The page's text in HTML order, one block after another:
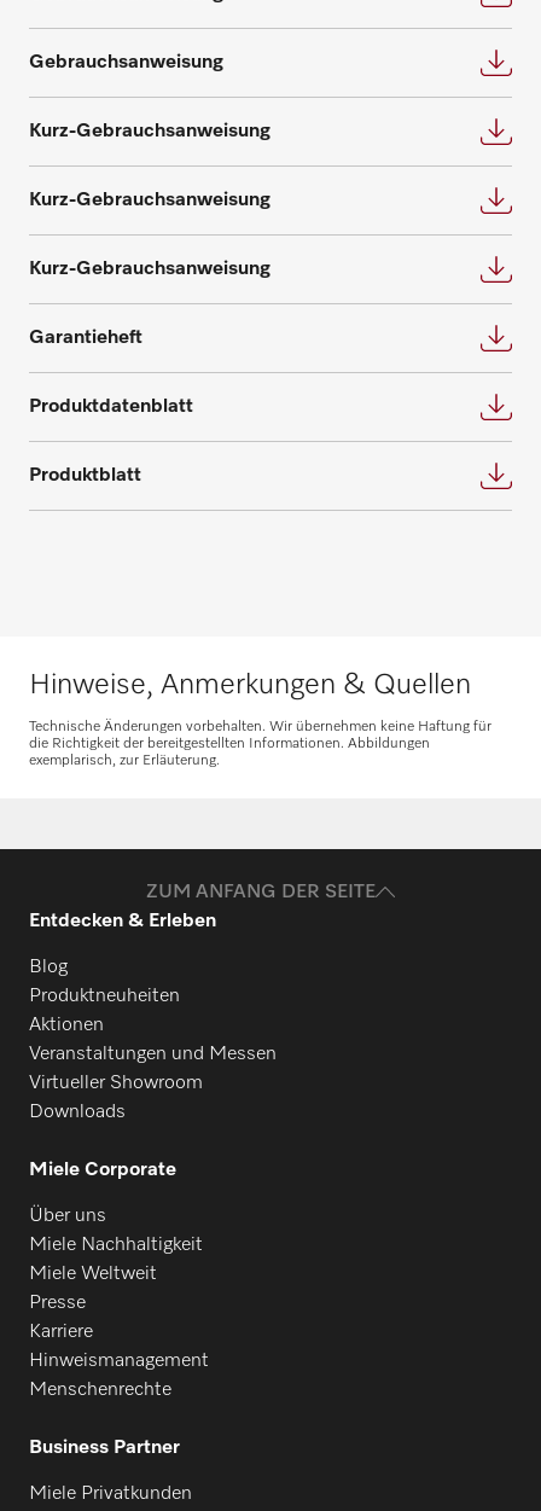
Ersatzteile anfragen
Ersatzteile anfragen
Gebrauchsanweisung
Kurz-Gebrauchsanweisung
Kurz-Gebrauchsanweisung
Kurz-Gebrauchsanweisung
Garantieheft
Produktdatenblatt
Produktblatt
Hinweise, Anmerkungen & Quellen
Technische Änderungen vorbehalten. Wir übernehmen keine Haftung für
die Richtigkeit der bereitgestellten Informationen. Abbildungen
exemplarisch, zur Erläuterung.
ZUM ANFANG DER SEITE
Entdecken & Erleben
Blog
Produktneuheiten
Aktionen
Veranstaltungen und Messen
Virtueller Showroom
Downloads
Miele Corporate
Über uns
Miele Nachhaltigkeit
Miele Weltweit
Presse
Karriere
Hinweismanagement
Menschenrechte
Business Partner
Miele Privatkunden